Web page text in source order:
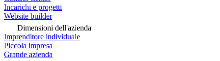
Incarichi e progetti
Website builder
Dimensioni dell'azienda
Imprenditore individuale
Piccola impresa
Grande azienda